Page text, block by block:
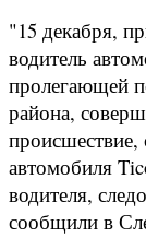
"15 декабря,
водитель
пролегающей
района,
происшествие,
автомобиля
водителя,
сообщили в